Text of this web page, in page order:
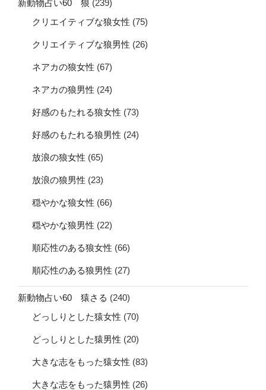
新動物占い60 狼 (239)
クリエイティブな狼女性 (75)
クリエイティブな狼男性 (26)
ネアカの狼女性 (67)
ネアカの狼男性 (24)
好感のもたれる狼女性 (73)
好感のもたれる狼男性 (24)
放浪の狼女性 (65)
放浪の狼男性 (23)
穏やかな狼女性 (66)
穏やかな狼男性 (22)
順応性のある狼女性 (66)
順応性のある狼男性 (27)
新動物占い60 猿さる (240)
どっしりとした猿女性 (70)
どっしりとした猿男性 (20)
大きな志をもった猿女性 (83)
大きな志をもった猿男性 (26)